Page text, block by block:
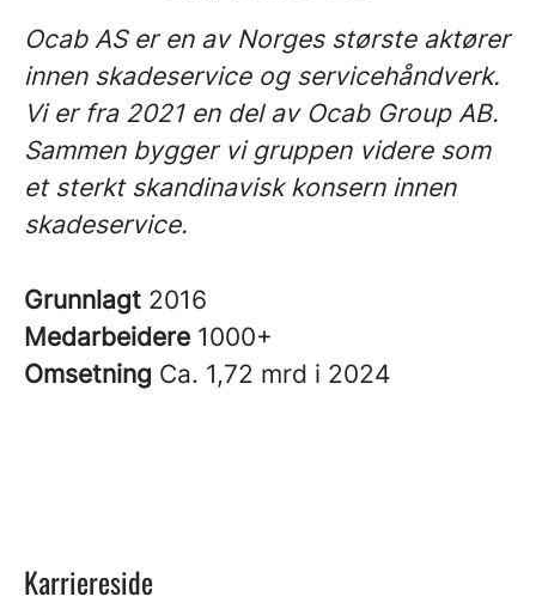
Ocab AS er en av Norges største aktører
innen skadeservice og servicehåndverk.
Vi er fra 2021 en del av Ocab Group AB.
Sammen bygger vi gruppen videre som
et sterkt skandinavisk konsern innen
skadeservice.
Grunnlagt 2016
Medarbeidere 1000+
Omsetning Ca. 1,72 mrd i 2024
Karriereside